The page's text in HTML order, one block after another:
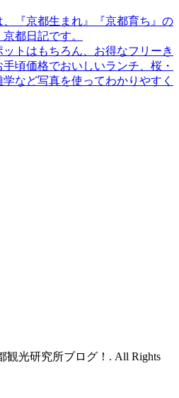
『京都生まれ』『京都育ち』の
都日記です。
トはもちろん、お得なフリーき
頃価格でおいしいランチ、桜・
など写真を使ってわかりやすく
観光研究所ブログ！. All Rights